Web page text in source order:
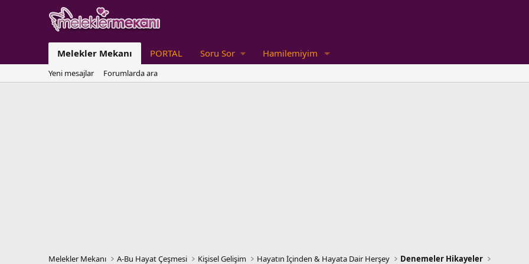
Melekler Mekanı PORTAL Soru Sor Hamilemiyim
Yeni mesajlar Forumlarda ara
Melekler Mekanı A-Bu Hayat Çeşmesi Kişisel Gelişim Hayatın İçinden & Hayata Dair Herşey Denemeler Hikayeler